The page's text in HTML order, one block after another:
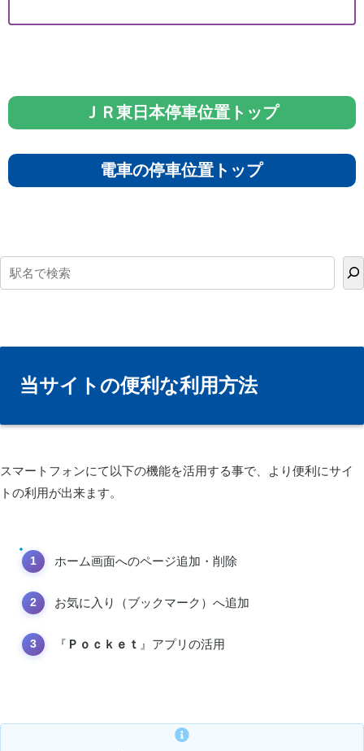
ＪＲ東日本停車位置トップ
電車の停車位置トップ
当サイトの便利な利用方法
スマートフォンにて以下の機能を活用する事で、より便利にサイ
トの利用が出来ます。
ホーム画面へのページ追加・削除
お気に入り（ブックマーク）へ追加
『 Ｐｏｃｋｅｔ 』アプリの活用